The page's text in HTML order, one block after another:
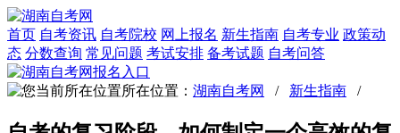
首页 自考资讯 自考院校 网上报名 新生指南 自考专业 政策动
态 分数查询 常见问题 考试安排 备考试题 自考问答
所在位置： 湖南自考网 / 新生指南 /